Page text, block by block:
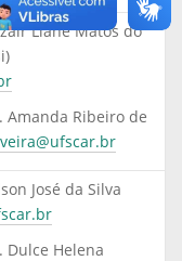
Liane Matos do
Amanda Ribeiro de
José da Silva
Dulce Helena